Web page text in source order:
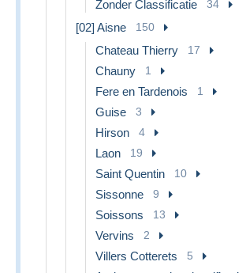
Zonder Classificatie 34
[02] Aisne 150
Chateau Thierry 17
Chauny 1
Fere en Tardenois 1
Guise 3
Hirson 4
Laon 19
Saint Quentin 10
Sissonne 9
Soissons 13
Vervins 2
Villers Cotterets 5